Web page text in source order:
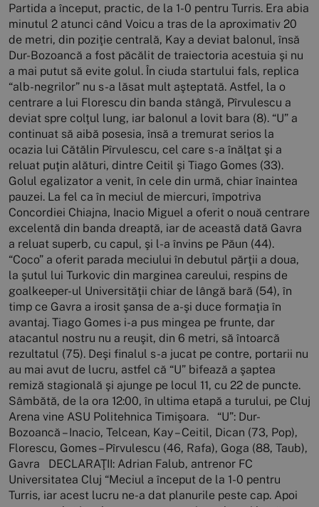
Partida a început, practic, de la 1-0 pentru Turris. Era abia
minutul 2 atunci când Voicu a tras de la aproximativ 20
de metri, din poziţie centrală, Kay a deviat balonul, însă
Dur-Bozoancă a fost păcălit de traiectoria acestuia şi nu
a mai putut să evite golul. În ciuda startului fals, replica
“alb-negrilor” nu s-a lăsat mult aşteptată. Astfel, la o
centrare a lui Florescu din banda stângă, Pîrvulescu a
deviat spre colţul lung, iar balonul a lovit bara (8). “U” a
continuat să aibă posesia, însă a tremurat serios la
ocazia lui Cătălin Pîrvulescu, cel care s-a înălţat şi a
reluat puţin alături, dintre Ceitil şi Tiago Gomes (33).
Golul egalizator a venit, în cele din urmă, chiar înaintea
pauzei. La fel ca în meciul de miercuri, împotriva
Concordiei Chiajna, Inacio Miguel a oferit o nouă centrare
excelentă din banda dreaptă, iar de această dată Gavra
a reluat superb, cu capul, şi l-a învins pe Păun (44).
“Coco” a oferit parada meciului în debutul părţii a doua,
la şutul lui Turkovic din marginea careului, respins de
goalkeeper-ul Universităţii chiar de lângă bară (54), în
timp ce Gavra a irosit şansa de a-şi duce formaţia în
avantaj. Tiago Gomes i-a pus mingea pe frunte, dar
atacantul nostru nu a reuşit, din 6 metri, să întoarcă
rezultatul (75). Deşi finalul s-a jucat pe contre, portarii nu
au mai avut de lucru, astfel că “U” bifează a şaptea
remiză stagională şi ajunge pe locul 11, cu 22 de puncte.
Sâmbătă, de la ora 12:00, în ultima etapă a turului, pe Cluj
Arena vine ASU Politehnica Timişoara. “U”: Dur-
Bozoancă – Inacio, Telcean, Kay – Ceitil, Dican (73, Pop),
Florescu, Gomes – Pîrvulescu (46, Rafa), Goga (88, Taub),
Gavra DECLARAŢII: Adrian Falub, antrenor FC
Universitatea Cluj “Meciul a început de la 1-0 pentru
Turris, iar acest lucru ne-a dat planurile peste cap. Apoi